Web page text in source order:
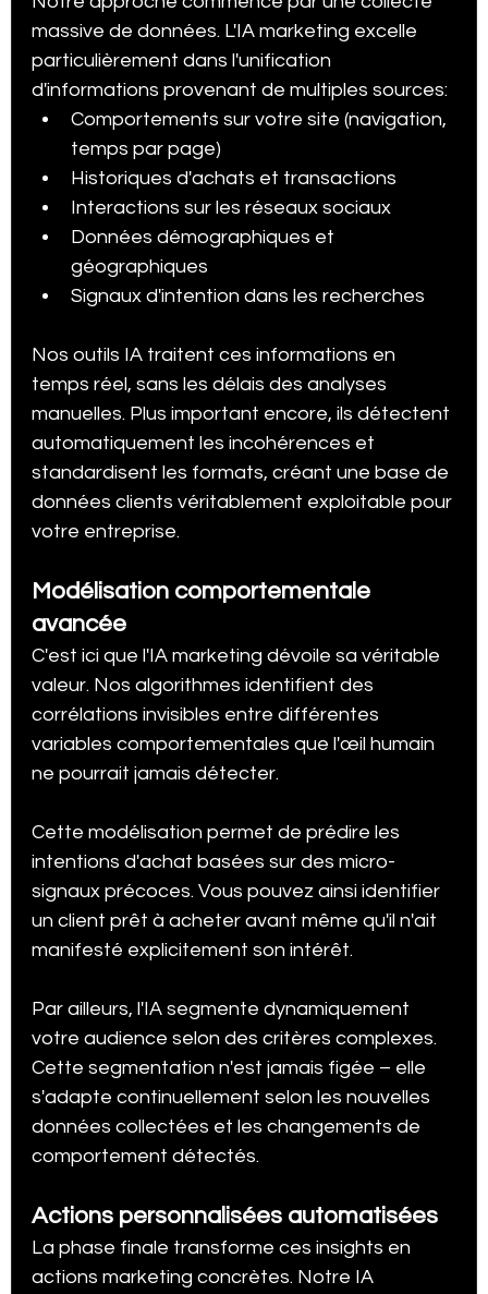
massive de données. L'IA marketing excelle
particulièrement dans l'unification
d'informations provenant de multiples sources:
Comportements sur votre site (navigation,
temps par page)
Historiques d'achats et transactions
Interactions sur les réseaux sociaux
Données démographiques et
géographiques
Signaux d'intention dans les recherches
Nos outils IA traitent ces informations en
temps réel, sans les délais des analyses
manuelles. Plus important encore, ils détectent
automatiquement les incohérences et
standardisent les formats, créant une base de
données clients véritablement exploitable pour
votre entreprise.
Modélisation comportementale
avancée
C'est ici que l'IA marketing dévoile sa véritable
valeur. Nos algorithmes identifient des
corrélations invisibles entre différentes
variables comportementales que l'œil humain
ne pourrait jamais détecter.
Cette modélisation permet de prédire les
intentions d'achat basées sur des micro-
signaux précoces. Vous pouvez ainsi identifier
un client prêt à acheter avant même qu'il n'ait
manifesté explicitement son intérêt.
Par ailleurs, l'IA segmente dynamiquement
votre audience selon des critères complexes.
Cette segmentation n'est jamais figée – elle
s'adapte continuellement selon les nouvelles
données collectées et les changements de
comportement détectés.
Actions personnalisées automatisées
La phase finale transforme ces insights en
actions marketing concrètes. Notre IA